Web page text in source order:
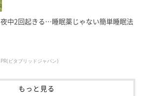
夜中2回起きる…睡眠薬じゃない簡単睡眠法
PR(ビタブリッドジャパン)
もっと見る